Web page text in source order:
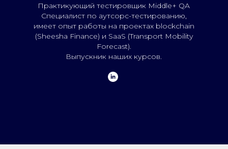
Практикующий тестировщик Middle+ QA
Специалист по аутсорс-тестированию,
имеет опыт работы на проектах blockchain
(Sheesha Finance) и SaaS (Transport Mobility
Forecast).
Выпускник наших курсов.